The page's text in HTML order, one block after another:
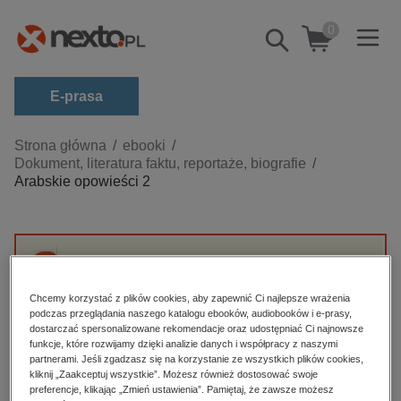
Pokaż/schowaj
wyszukiwarkę
0
E-prasa
Kategorie
Zobacz wszystkie E-prasa
biznesowe, branżowe, gospodarka
dzienniki
edukacja
hobby, sport, rozrywka
komputery, internet, technologie, informatyka
Strona główna
ebooki
Dokument, literatura faktu, reportaże, biografie
Arabskie opowieści 2
opowieści 2” nie jest dostępny.
High-contrast mode
Polecane
Chcemy korzystać z plików cookies, aby zapewnić Ci najlepsze wrażenia
podczas przeglądania naszego katalogu ebooków, audiobooków i e-prasy,
dostarczać spersonalizowane rekomendacje oraz udostępniać Ci najnowsze
funkcje, które rozwijamy dzięki analizie danych i współpracy z naszymi
partnerami. Jeśli zgadzasz się na korzystanie ze wszystkich plików cookies,
kliknij „Zaakceptuj wszystkie”. Możesz również dostosować swoje
preferencje, klikając „Zmień ustawienia”. Pamiętaj, że zawsze możesz